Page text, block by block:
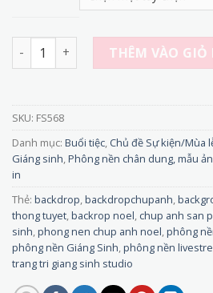
FS568 - Backrop vải cảnh trí Lò
THÊM VÀO GIỎ
SKU: FS568
Danh mục: Buổi tiệc Chủ đề Sự kiện/Mùa
Giáng sinh Phông nền chân dung, mẫu
in
Thẻ: backdrop backdropchupanh
thong tuyet backrop noel chup anh san
sinh phong nen chup anh noel phông
phông nền Giáng Sinh phông nền
trang tri giang sinh studio